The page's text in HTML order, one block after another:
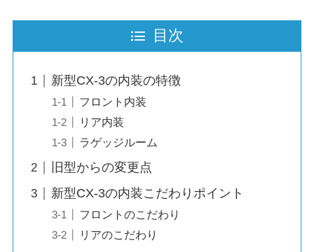
目次
新型CX-3の内装の特徴
フロント内装
リア内装
ラゲッジルーム
旧型からの変更点
新型CX-3の内装こだわりポイント
フロントのこだわり
リアのこだわり